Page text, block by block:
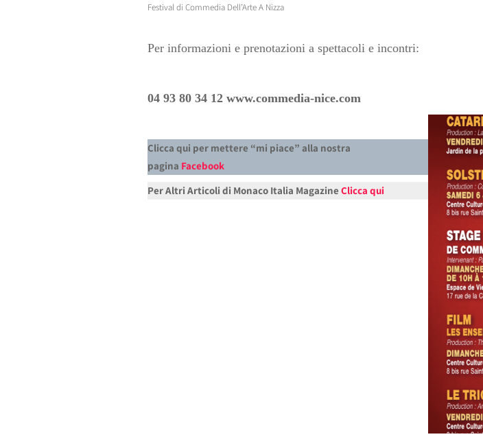
Festival di Commedia Dell’Arte A Nizza
Per informazioni e prenotazioni a spettacoli e incontri:
04 93 80 34 12 www.commedia-nice.com
Clicca qui per mettere “mi piace” alla nostra
pagina Facebook
Per Altri Articoli di Monaco Italia Magazine Clicca qui